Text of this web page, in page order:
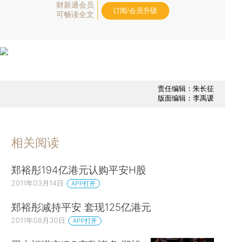
财新通会员
可畅读全文
订阅/会员升级
责任编辑：朱长征
版面编辑：李禹谖
相关阅读
郑裕彤194亿港元认购平安H股
2011年03月14日 APP打开
郑裕彤减持平安 套现125亿港元
2011年08月30日 APP打开